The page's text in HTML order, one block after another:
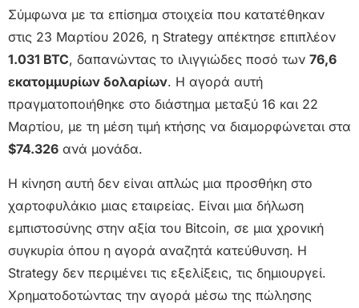
Σύμφωνα με τα επίσημα στοιχεία που κατατέθηκαν
στις 23 Μαρτίου 2026, η Strategy απέκτησε επιπλέον
1.031 BTC, δαπανώντας το ιλιγγιώδες ποσό των 76,6
εκατομμυρίων δολαρίων. Η αγορά αυτή
πραγματοποιήθηκε στο διάστημα μεταξύ 16 και 22
Μαρτίου, με τη μέση τιμή κτήσης να διαμορφώνεται στα
$74.326 ανά μονάδα.
Η κίνηση αυτή δεν είναι απλώς μια προσθήκη στο
χαρτοφυλάκιο μιας εταιρείας. Είναι μια δήλωση
εμπιστοσύνης στην αξία του Bitcoin, σε μια χρονική
συγκυρία όπου η αγορά αναζητά κατεύθυνση. Η
Strategy δεν περιμένει τις εξελίξεις, τις δημιουργεί.
Χρηματοδοτώντας την αγορά μέσω της πώλησης